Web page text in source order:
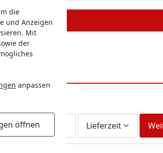
die
und Anzeigen
Mit
der
anpassen
öffnen
Am Lager Lieferzeit